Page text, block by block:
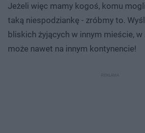
Jeżeli więc mamy kogoś, komu
taką niespodziankę - zróbmy to.
bliskich żyjących w innym mieście, w
może nawet na innym kontynencie!